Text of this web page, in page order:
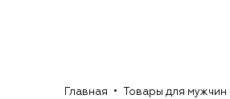
Главная Товары для мужчин